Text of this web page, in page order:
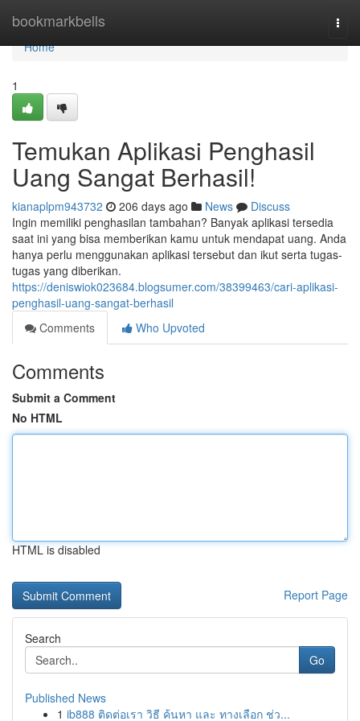
bookmarkbells
Home
Home
1
Temukan Aplikasi Penghasil
Uang Sangat Berhasil!
kianaplpm943732 206 days ago News
Discuss
Ingin memiliki penghasilan tambahan? Banyak aplikasi tersedia
saat ini yang bisa memberikan kamu untuk mendapat uang. Anda
hanya perlu menggunakan aplikasi tersebut dan ikut serta tugas-
tugas yang diberikan.
https://deniswiok023684.blogsumer.com/38399463/cari-aplikasi-
penghasil-uang-sangat-berhasil
Comments
Who Upvoted
Comments
Submit a Comment
No HTML
HTML is disabled
Report Page
Search
Go
Published News
1 ib888 ติดต่อเรา วิธี ค้นหา และ ทางเลือก ช่ว...